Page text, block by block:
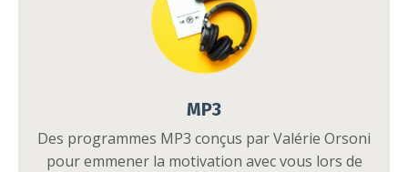
MP3
Des programmes MP3 conçus par Valérie Orsoni
pour emmener la motivation avec vous lors de